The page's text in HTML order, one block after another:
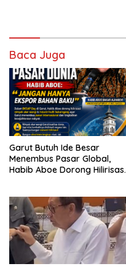
Baca Juga
Garut Butuh Ide Besar
Menembus Pasar Global,
Habib Aboe Dorong Hilirisasi